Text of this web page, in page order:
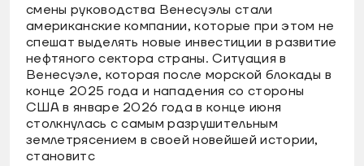
смены руководства Венесуэлы стали
американские компании, которые при этом не
спешат выделять новые инвестиции в развитие
нефтяного сектора страны. Ситуация в
Венесуэле, которая после морской блокады в
конце 2025 года и нападения со стороны
США в январе 2026 года в конце июня
столкнулась с самым разрушительным
землетрясением в своей новейшей истории,
становитс